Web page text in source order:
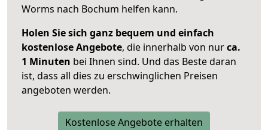
Worms nach Bochum helfen kann.
Holen Sie sich ganz bequem und einfach
kostenlose Angebote, die innerhalb von nurca.
1 Minuten bei Ihnen sind. Und das Beste daran
ist, dass all dies zu erschwinglichen Preisen
angeboten werden.
Kostenlose Angebote erhalten